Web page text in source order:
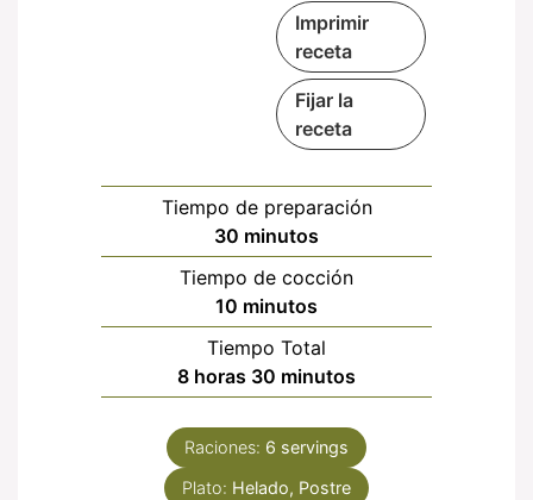
Imprimir
receta
Fijar la
receta
Tiempo de preparación
30 minutos
minutos
Tiempo de cocción
10 minutos
minutos
Tiempo Total
8horas
horas 30 minutos
minutos
Raciones: 6 servings
Plato: Helado, Postre